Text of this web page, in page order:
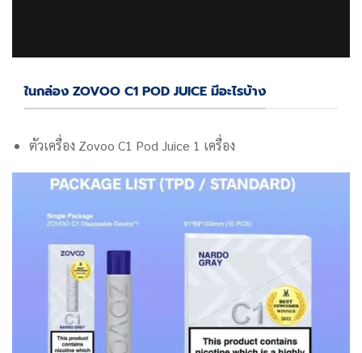
ในกล่อง ZOVOO C1 POD JUICE มีอะไรบ้าง
ตัวเครื่อง Zovoo C1 Pod Juice 1 เครื่อง